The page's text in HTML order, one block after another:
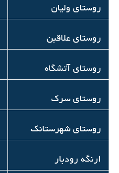
روستای ولیان
روستای علاقبن
روستای آتشگاه
روستای سرک
روستای شهرستانک
ارنگه رودبار